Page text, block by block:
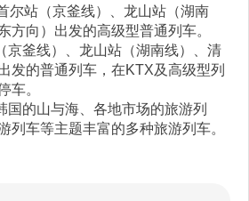
尔站（京釜线）、龙山站（湖南
方向）出发的高级型普通列车。
京釜线）、龙山站（湖南线）、清
发的普通列车，在KTX及高级型列
车。
国的山与海、各地市场的旅游列
列车等主题丰富的多种旅游列车。